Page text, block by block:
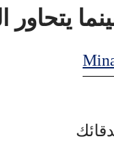
يتحاور